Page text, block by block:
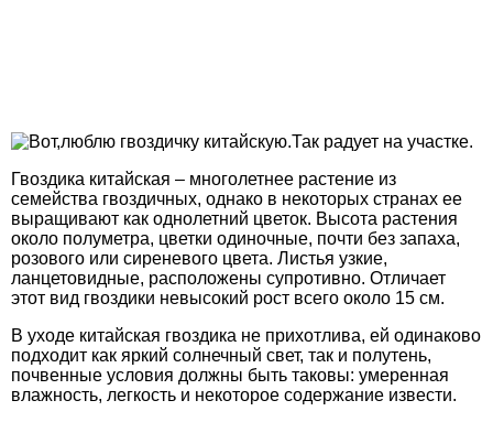
Гвоздика китайская – многолетнее растение из
семейства гвоздичных, однако в некоторых странах ее
выращивают как однолетний цветок. Высота растения
около полуметра, цветки одиночные, почти без запаха,
розового или сиреневого цвета. Листья узкие,
ланцетовидные, расположены супротивно. Отличает
этот вид гвоздики невысокий рост всего около 15 см.
В уходе китайская гвоздика не прихотлива, ей одинаково
подходит как яркий солнечный свет, так и полутень,
почвенные условия должны быть таковы: умеренная
влажность, легкость и некоторое содержание извести.